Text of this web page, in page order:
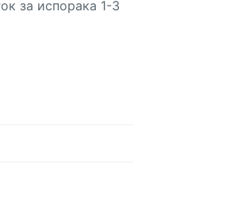
за испорака 1-3